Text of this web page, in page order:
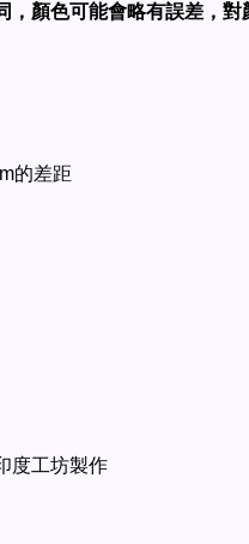
顏色可能會略有誤差，對
的差距
度工坊製作